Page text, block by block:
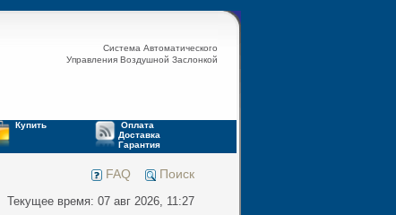
Система Автоматического
Управления Воздушной Заслонкой
Купить
Оплата
Доставка
Гарантия
FAQ Поиск
Текущее время: 07 авг 2026, 11:27